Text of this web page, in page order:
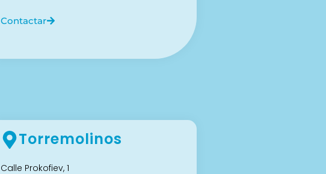
Contactar
Torremolinos
Calle Prokofiev, 1